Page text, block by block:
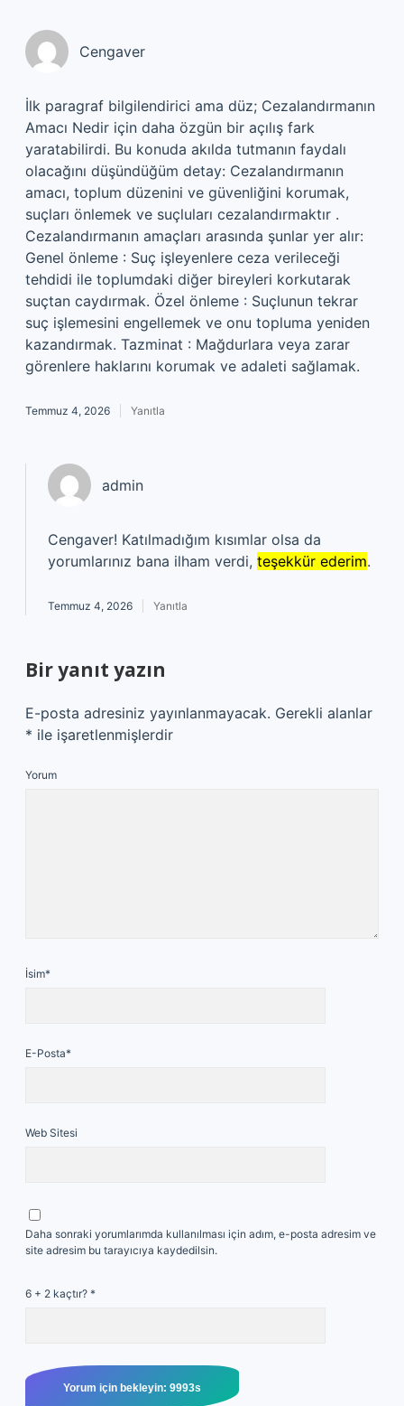
Cengaver
İlk paragraf bilgilendirici ama düz; Cezalandırmanın
Amacı Nedir için daha özgün bir açılış fark
yaratabilirdi. Bu konuda akılda tutmanın faydalı
olacağını düşündüğüm detay: Cezalandırmanın
amacı, toplum düzenini ve güvenliğini korumak,
suçları önlemek ve suçluları cezalandırmaktır .
Cezalandırmanın amaçları arasında şunlar yer alır:
Genel önleme : Suç işleyenlere ceza verileceği
tehdidi ile toplumdaki diğer bireyleri korkutarak
suçtan caydırmak. Özel önleme : Suçlunun tekrar
suç işlemesini engellemek ve onu topluma yeniden
kazandırmak. Tazminat : Mağdurlara veya zarar
görenlere haklarını korumak ve adaleti sağlamak.
Temmuz 4, 2026 Yanıtla
admin
Cengaver! Katılmadığım kısımlar olsa da
yorumlarınız bana ilham verdi, teşekkür ederim.
Temmuz 4, 2026 Yanıtla
Bir yanıt yazın
E-posta adresiniz yayınlanmayacak. Gerekli alanlar
* ile işaretlenmişlerdir
Yorum
İsim*
E-Posta*
Web Sitesi
Daha sonraki yorumlarımda kullanılması için adım, e-posta adresim ve
site adresim bu tarayıcıya kaydedilsin.
6 + 2 kaçtır? *